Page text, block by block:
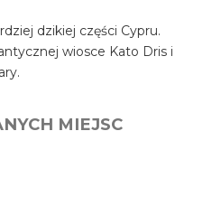
dzikiej części Cypru.
wiosce Kato Dris i
MIEJSC